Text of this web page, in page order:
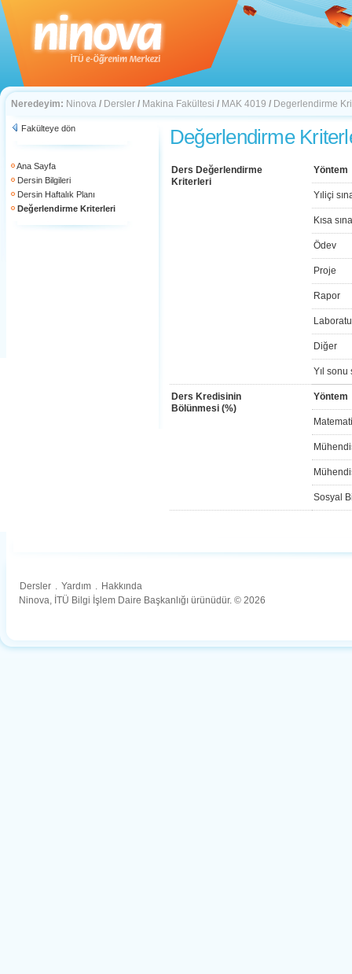
Neredeyim: Ninova / Dersler / Makina Fakültesi / MAK 4019 / Degerlendirme
Fakülteye dön
Ana Sayfa
Dersin Bilgileri
Dersin Haftalık Planı
Değerlendirme Kriterleri
Değerlendirme
Ders Değerlendirme
Kriterleri
Yöntem
Yıliçi
Kısa
Ödev
Proje
Rapor
Diğer
Yıl sonu
Ders Kredisinin
Bölünmesi (%)
Yöntem
Sosyal
Dersler . Yardım . Hakkında
Ninova, İTÜ Bilgi İşlem Daire Başkanlığı ürünüdür. © 2026